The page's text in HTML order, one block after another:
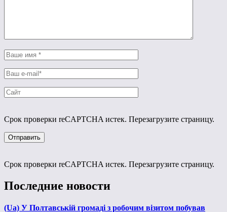
Срок проверки reCAPTCHA истек. Перезагрузите страницу.
Срок проверки reCAPTCHA истек. Перезагрузите страницу.
Последние новости
(Ua) У Полтавській громаді з робочим візитом побував